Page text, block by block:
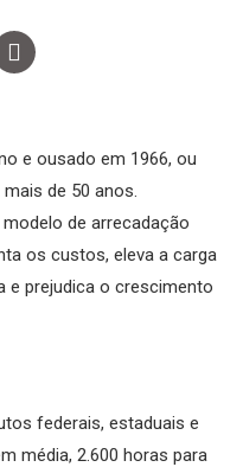
e ousado em 1966, ou
de 50 anos.
de arrecadação
os custos, eleva a carga
e prejudica o crescimento
federais, estaduais e
média, 2.600 horas para